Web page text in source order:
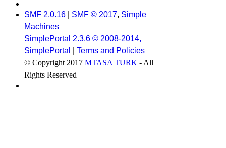
SMF 2.0.16 SMF © 2017, Simple
Machines
SimplePortal 2.3.6 © 2008-2014,
SimplePortal
Terms and Policies
© Copyright 2017 MTASA TURK - All
Rights Reserved